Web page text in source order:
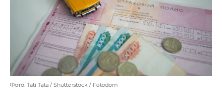
Фото: Tati Tata / Shutterstock / Fotodom